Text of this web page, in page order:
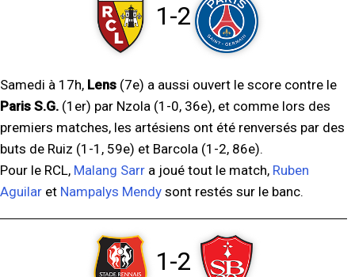
1-2
Samedi à 17h, Lens (7e) a aussi ouvert le score contre le
Paris S.G. (1er) par Nzola (1-0, 36e), et comme lors des
premiers matches, les artésiens ont été renversés par des
buts de Ruiz (1-1, 59e) et Barcola (1-2, 86e).
Pour le RCL, Malang Sarr a joué tout le match, Ruben
Aguilar et Nampalys Mendy sont restés sur le banc.
1-2